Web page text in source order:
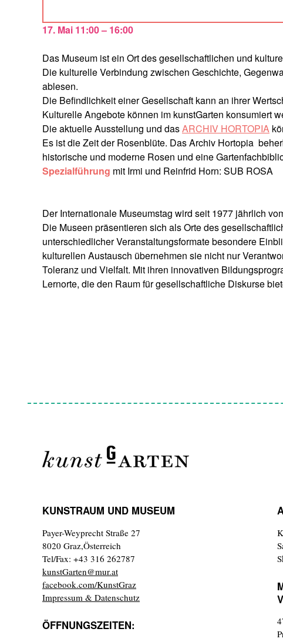
17. Mai 11:00 – 16:00
Das Museum ist ein Ort des gesellschaftlichen und
Die kulturelle Verbindung zwischen Geschichte,
ablesen.
Die Befindlichkeit einer Gesellschaft kann an ihrer
Kulturelle Angebote können im kunstGarten konsumiert
Die aktuelle Ausstellung und dasARCHIV HORTOPIA
Es ist die Zeit der Rosenblüte. Das Archiv Hortopia
historische und moderne Rosen und eine
Spezialführung mit Irmi und Reinfrid Horn: SUB ROSA
Der Internationale Museumstag wird seit 1977 jährlich
Die Museen präsentieren sich als Orte des
unterschiedlicher Veranstaltungsformate besondere
kulturellen Austausch übernehmen sie nicht nur
Toleranz und Vielfalt. Mit ihren innovativen
Lernorte, die den Raum für gesellschaftliche Diskurse
KUNSTRAUM UND MUSEUM
Payer-Weyprecht Straße 27
8020 Graz,Österreich
Tel/Fax: +43 316 262787
kunstGarten@mur.at
facebook.com/KunstGraz
Impressum & Datenschutz
ÖFFNUNGSZEITEN: